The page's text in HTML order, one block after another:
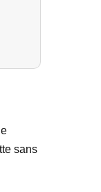
sans